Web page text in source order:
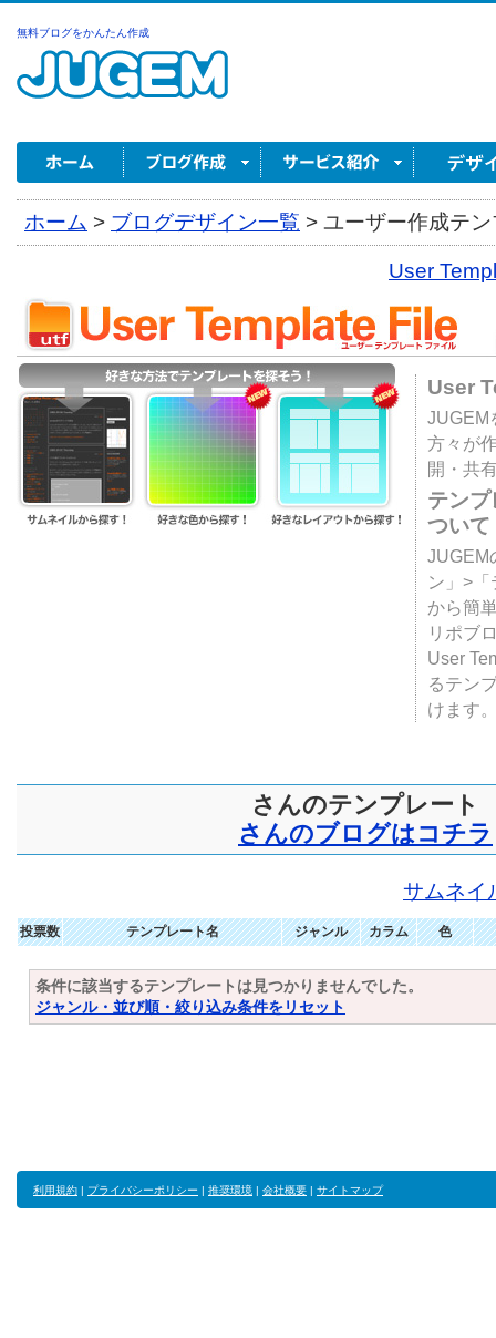
無料ブログをかんたん作成
ホーム > ブログデザイン一覧 > ユーザー作成テ
User
User
JUGEM
方々が
開・共
テン
ついて
JUGEM
ン」>
から簡
リポブ
User
るテン
けます
さんのテンプレート
さんのブログはコチラ
サムネイ
投票数 テンプレート名 ジャンル カラム 色
条件に該当するテンプレートは見つかりませんでした。
ジャンル・並び順・絞り込み条件をリセット
利用規約 | プライバシーポリシー | 推奨環境 | 会社概要 | サイトマップ